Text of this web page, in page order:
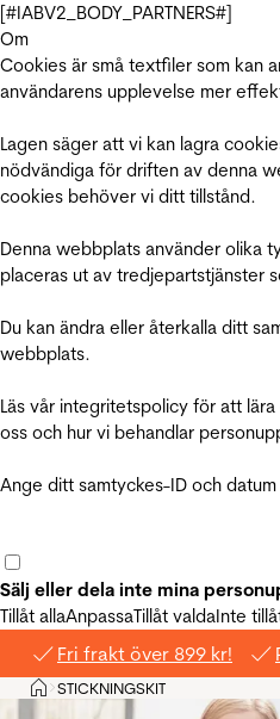
[#IABV2_BODY_PARTNERS#]
Om
Cookies är små textfiler som kan
användarens upplevelse mer
Lagen säger att vi kan lagra
nödvändiga för driften av denna
cookies behöver vi ditt tillstånd.
Denna webbplats använder olika
placeras ut av tredjepartstjänster
Du kan ändra eller återkalla ditt
webbplats.
Läs vår integritetspolicy för att
oss och hur vi behandlar
Ange ditt samtyckes-ID och
Sälj eller dela inte mina
Tillåt allaAnpassaTillåt valdaInte
Fri frakt över 899 kr!
Hem
>STICKNINGSKIT